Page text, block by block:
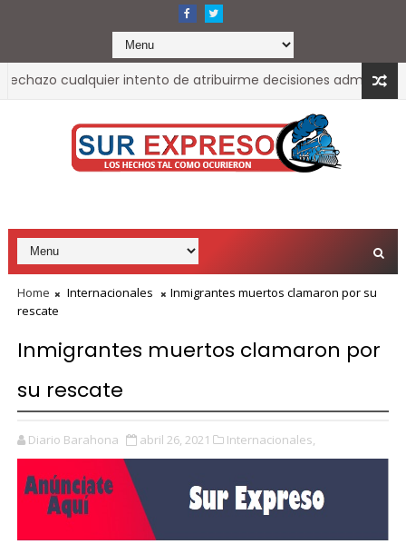
cualquier intento de atribuirme decisiones
Home Internacionales
Inmigrantes muertos clamaron por su
rescate
Inmigrantes muertos clamaron por
su rescate
Diario Barahona abril 26, 2021 Internacionales,